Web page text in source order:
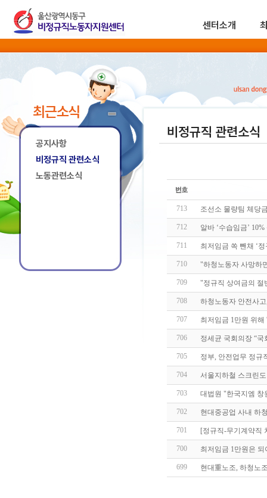
센터소개
최근소식
공지사항
비정규직 관련소식
노동관련소식
비정규직 관련소식
713 조선소 물량팀 체당
712 알바 ‘수습임금’
711 최저임금 쏙 뺀채 ‘
710 "하청노동자 사망하
709 "정규직 상여금의 절
708 하청노동자 안전사
707 최저임금 1만원 위
706 정세균 국회의장 “
705 정부, 안전업무 정
704 서울지하철 스크린
703 대법원 "한국지엠
702 현대중공업 사내 하
701 [정규직-무기계약직
700 최저임금 1만원은 되
699 현대重노조, 하청노